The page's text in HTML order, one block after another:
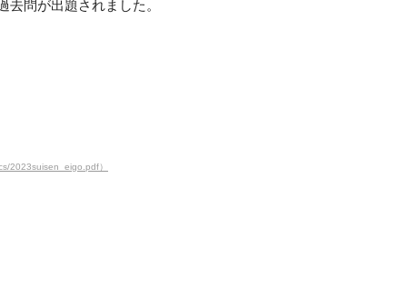
問が出題されました。
2023suisen_eigo.pdf）